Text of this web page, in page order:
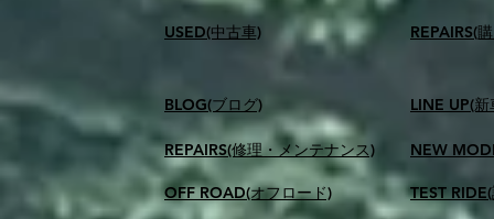
USED(中古車)
BLOG(ブログ)
REPAIRS(修理・メンテナンス)
OFF ROAD(オフロード)
​REPAIRS(
LINE UP(
NEW
TEST